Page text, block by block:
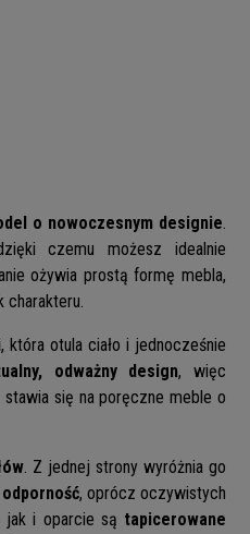
o nowoczesnym designie.
czemu możesz idealnie
ożywia prostą formę mebla,
charakteru.
, która otula ciało i jednocześnie
odważny design, więc
się na poręczne meble o
. Z jednej strony wyróżnia go
, oprócz oczywistych
jak i oparcie są tapicerowane